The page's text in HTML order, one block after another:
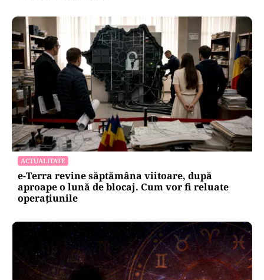
ACTUALITATE
e-Terra revine săptămâna viitoare, după
aproape o lună de blocaj. Cum vor fi reluate
operațiunile